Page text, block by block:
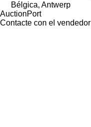
Bélgica, Antwerp
AuctionPort
Contacte con el vendedor